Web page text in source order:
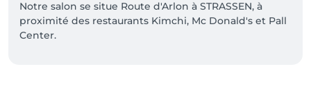
Notre salon se situe Route d'Arlon à STRASSEN, à
proximité des restaurants Kimchi, Mc Donald's et Pall
Center.